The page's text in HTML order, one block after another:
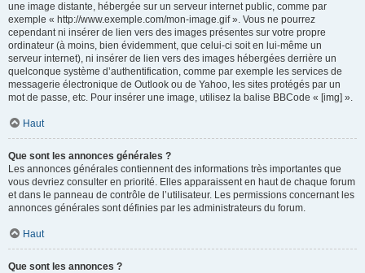
une image distante, hébergée sur un serveur internet public, comme par
exemple « http://www.exemple.com/mon-image.gif ». Vous ne pourrez
cependant ni insérer de lien vers des images présentes sur votre propre
ordinateur (à moins, bien évidemment, que celui-ci soit en lui-même un
serveur internet), ni insérer de lien vers des images hébergées derrière un
quelconque système d’authentification, comme par exemple les services de
messagerie électronique de Outlook ou de Yahoo, les sites protégés par un
mot de passe, etc. Pour insérer une image, utilisez la balise BBCode « [img] ».
Haut
Que sont les annonces générales ?
Les annonces générales contiennent des informations très importantes que
vous devriez consulter en priorité. Elles apparaissent en haut de chaque forum
et dans le panneau de contrôle de l’utilisateur. Les permissions concernant les
annonces générales sont définies par les administrateurs du forum.
Haut
Que sont les annonces ?